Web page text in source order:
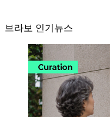
브라보 인기뉴스